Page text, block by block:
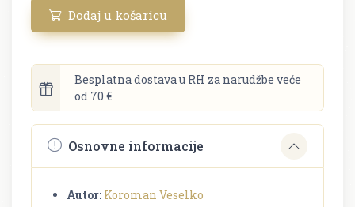
Dodaj u košaricu
Besplatna dostava u RH za narudžbe veće
od 70 €
Osnovne informacije
Autor: Koroman Veselko